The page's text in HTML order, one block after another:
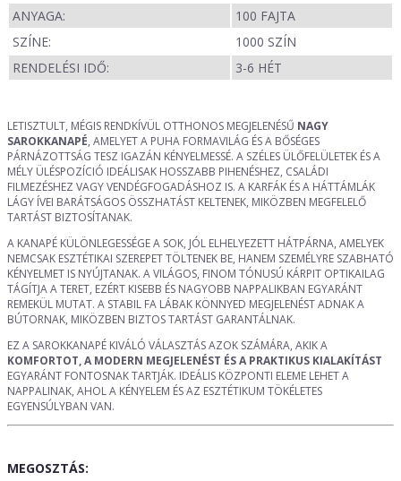
ANYAGA:
100 FAJTA
SZÍNE:
1000 SZÍN
RENDELÉSI IDŐ:
3-6 HÉT
LETISZTULT, MÉGIS RENDKÍVÜL OTTHONOS MEGJELENÉSŰ NAGY
SAROKKANAPÉ, AMELYET A PUHA FORMAVILÁG ÉS A BŐSÉGES
PÁRNÁZOTTSÁG TESZ IGAZÁN KÉNYELMESSÉ. A SZÉLES ÜLŐFELÜLETEK ÉS A
MÉLY ÜLÉSPOZÍCIÓ IDEÁLISAK HOSSZABB PIHENÉSHEZ, CSALÁDI
FILMEZÉSHEZ VAGY VENDÉGFOGADÁSHOZ IS. A KARFÁK ÉS A HÁTTÁMLÁK
LÁGY ÍVEI BARÁTSÁGOS ÖSSZHATÁST KELTENEK, MIKÖZBEN MEGFELELŐ
TARTÁST BIZTOSÍTANAK.
A KANAPÉ KÜLÖNLEGESSÉGE A SOK, JÓL ELHELYEZETT HÁTPÁRNA, AMELYEK
NEMCSAK ESZTÉTIKAI SZEREPET TÖLTENEK BE, HANEM SZEMÉLYRE SZABHATÓ
KÉNYELMET IS NYÚJTANAK. A VILÁGOS, FINOM TÓNUSÚ KÁRPIT OPTIKAILAG
TÁGÍTJA A TERET, EZÉRT KISEBB ÉS NAGYOBB NAPPALIKBAN EGYARÁNT
REMEKÜL MUTAT. A STABIL FA LÁBAK KÖNNYED MEGJELENÉST ADNAK A
BÚTORNAK, MIKÖZBEN BIZTOS TARTÁST GARANTÁLNAK.
EZ A SAROKKANAPÉ KIVÁLÓ VÁLASZTÁS AZOK SZÁMÁRA, AKIK A
KOMFORTOT, A MODERN MEGJELENÉST ÉS A PRAKTIKUS KIALAKÍTÁST
EGYARÁNT FONTOSNAK TARTJÁK. IDEÁLIS KÖZPONTI ELEME LEHET A
NAPPALINAK, AHOL A KÉNYELEM ÉS AZ ESZTÉTIKUM TÖKÉLETES
EGYENSÚLYBAN VAN.
MEGOSZTÁS: